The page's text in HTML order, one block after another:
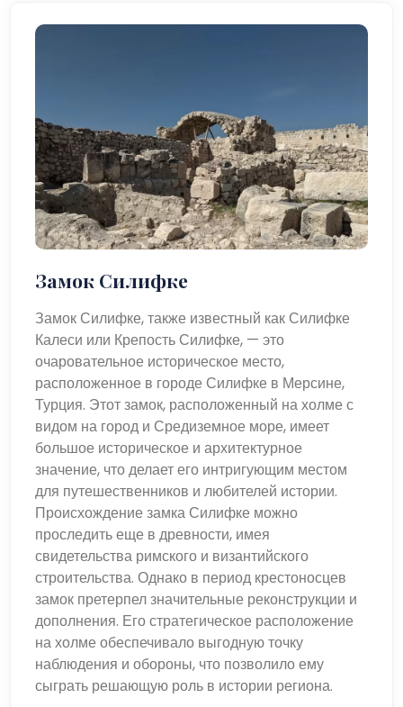
Замок Силифке
Замок Силифке, также известный как Силифке
Калеси или Крепость Силифке, — это
очаровательное историческое место,
расположенное в городе Силифке в Мерсине,
Турция. Этот замок, расположенный на холме с
видом на город и Средиземное море, имеет
большое историческое и архитектурное
значение, что делает его интригующим местом
для путешественников и любителей истории.
Происхождение замка Силифке можно
проследить еще в древности, имея
свидетельства римского и византийского
строительства. Однако в период крестоносцев
замок претерпел значительные реконструкции и
дополнения. Его стратегическое расположение
на холме обеспечивало выгодную точку
наблюдения и обороны, что позволило ему
сыграть решающую роль в истории региона.